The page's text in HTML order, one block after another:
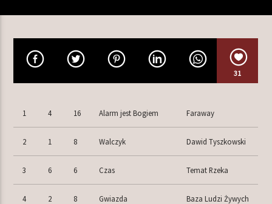
TERAZ GRAMY
CLARIDADE
TERAZ W RAMÓWCE
NIGHT ORBIT
00:00 06:00
31
1 4 16 Alarm jest Bogiem Faraway
2 1 8 Walczyk Dawid Tyszkowski
3 6 6 Czas Temat Rzeka
4 2 8 Gwiazda Baza Ludzi Żywych